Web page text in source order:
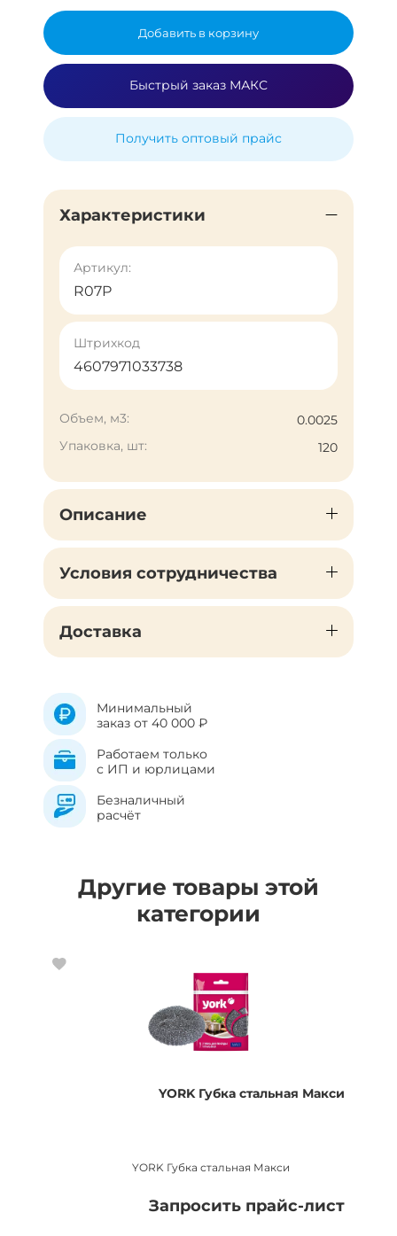
Добавить в корзину
Быстрый заказ МАКС
Получить оптовый прайс
Характеристики
Артикул:
R07P
Штрихкод
4607971033738
Объем, м3:
0.0025
Упаковка, шт:
120
Описание
Условия сотрудничества
Доставка
Минимальный
заказ от 40 000 ₽
Работаем только
с ИП и юрлицами
Безналичный
расчёт
Другие товары этой
категории
YORK Губка стальная Макси
YORK Губка стальная Макси
Запросить прайс-лист